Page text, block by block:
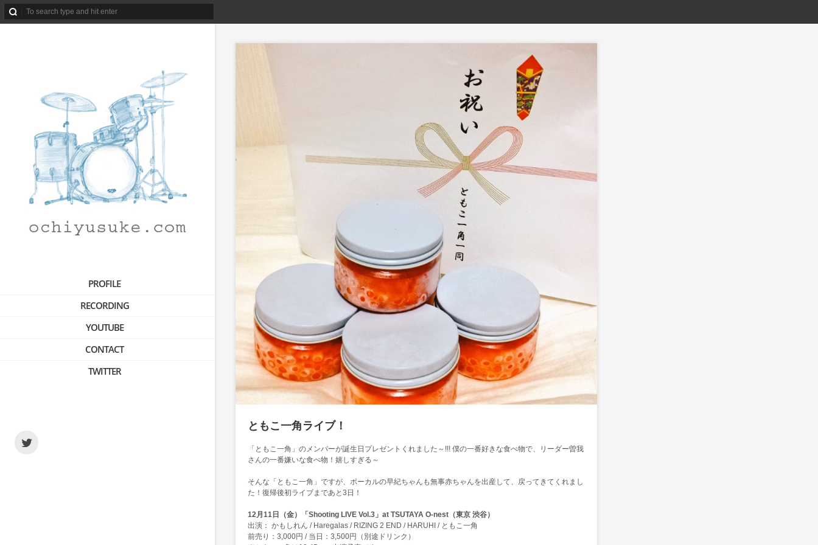
PROFILE
RECORDING
YOUTUBE
CONTACT
TWITTER
ともこ一角ライブ！
「ともこ一角」のメンバーが誕生日プレゼントくれました～!!! 僕の一番好きな食べ物で、リーダー曽我
さんの一番嫌いな食べ物！嬉しすぎる～
そんな「ともこ一角」ですが、ボーカルの早紀ちゃんも無事赤ちゃんを出産して、戻ってきてくれまし
た！復帰後初ライブまであと3日！
12月11日（金）「Shooting LIVE Vol.3」at TSUTAYA O-nest（東京 渋谷）
出演： かもしれん / Haregalas / RIZING 2 END / HARUHI / ともこ一角
前売り：3,000円 / 当日：3,500円（別途ドリンク）